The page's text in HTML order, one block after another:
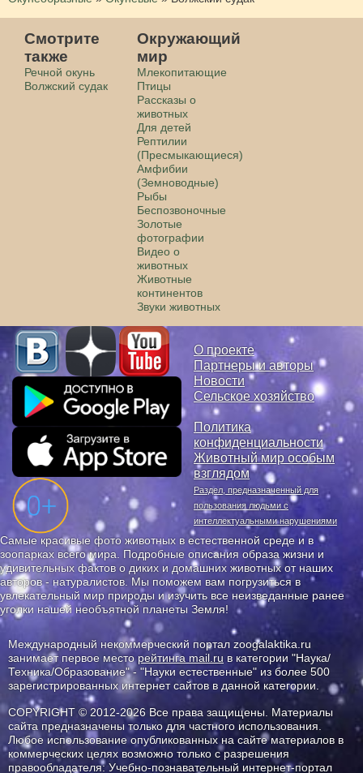
Смотрите
также
Речной окунь
Волжский судак
Окружающий
мир
Млекопитающие
Птицы
Рассказы о
животных
Для детей
Рептилии
(Пресмыкающиеся)
Амфибии
(Земноводные)
Рыбы
Беспозвоночные
Золотые
фотографии
Видео о
животных
Животные
континентов
Звуки животных
О проекте
Партнеры и авторы
Новости
Сельское хозяйство
Политика
конфиденциальности
Животный мир особым
взглядом
Раздел, предназначенный для
пользования людьми с
интеллектуальными нарушениями
Самые красивые фото животных в естественной среде и в
зоопарках всего мира. Подробные описания образа жизни и
удивительных фактов о диких и домашних животных от наших
авторов - натуралистов. Мы поможем вам погрузиться в
увлекательный мир природы и изучить все неизведанные ранее
уголки нашей необъятной планеты Земля!
Международный некоммерческий портал zoogalaktika.ru
занимает первое месторейтинга mail.ru в категории "Наука/
Техника/Образование" - "Науки естественные" из более 500
зарегистрированных интернет сайтов в данной категории.
COPYRIGHT © 2012-2026 Все права защищены. Материалы
сайта предназначены только для частного использования.
Любое использование опубликованных на сайте материалов в
коммерческих целях возможно только с разрешения
правообладателя: Учебно-познавательный интернет-портал